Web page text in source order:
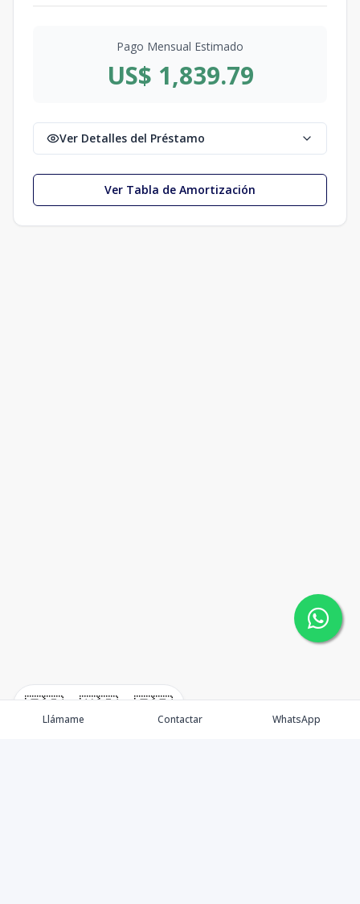
🇪🇸 🇺🇸 🇫🇷
Pago Mensual Estimado
US$ 1,839.79
Ver Detalles del Préstamo
Ver Tabla de Amortización
Llámame Contactar WhatsApp